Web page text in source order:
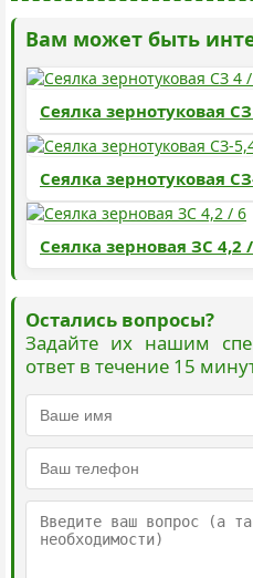
Вам может быть
Сеялка зернотуковая СЗ
Сеялка зернотуковая
Сеялка зерновая ЗС 4,2
Остались вопросы?
Задайте их нашим
ответ в течение 15